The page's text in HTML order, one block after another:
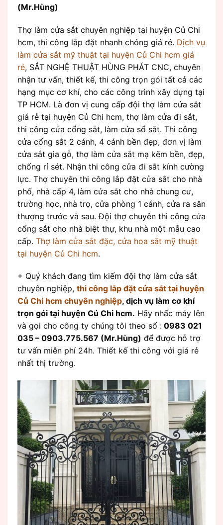
(Mr.Hùng)
Thợ làm cửa sắt chuyên nghiệp tại huyện Củ Chi
hcm, thi công lắp đặt nhanh chóng giá rẻ. Dịch vụ
làm cửa sắt mỹ thuật tại huyện Củ Chi hcm giá
rẻ, SẮT NGHỆ THUẬT HÙNG PHÁT CNC, chuyên
nhận tư vấn, thiết kế, thi công trọn gói tất cả các
hạng mục cơ khí, cho các công trình xây dựng tại
TP HCM. Là đơn vị cung cấp đội thợ làm cửa sắt
giá rẻ tại huyện Củ Chi hcm, thợ làm cửa đi sắt,
thi công cửa cổng sắt, làm cửa sổ sắt. Thi công
cửa cổng sắt 2 cánh, 4 cánh bền đẹp, đơn vị làm
cửa sắt gia gỗ, thợ làm cửa sắt mạ kẽm bền, đẹp,
chống rỉ sét. Nhận thi công cửa đi sắt kính cường
lực. Thợ chuyên thi công lắp đặt cửa sắt cho nhà
phố, nhà cấp 4, làm cửa sắt cho nhà chung cư,
trường học, nhà trọ, cửa phòng 1 cánh, cửa ra sân
thượng trước và sau. Đội thợ chuyên thi công cửa
cổng sắt cho nhà biệt thự, khu nhà một mẫu cao
cấp. Thợ làm cửa sắt đặc, cửa hoa sắt mỹ thuật
tại huyện Củ Chi hcm.
+ Quý khách đang tìm kiếm đội thợ làm cửa sắt
chuyên nghiệp, thi công lắp đặt cửa sắt tại huyện
Củ Chi hcm chuyên nghiệp, dịch vụ làm cơ khí
trọn gói tại huyện Củ Chi hcm. Hãy nhấc máy lên
và gọi cho công ty chúng tôi theo số : 0983 021
035 – 0903.775.567 (Mr.Hùng) để được hỗ trợ
tư vấn miễn phí 24h. Thiết kế thi công với giá rẻ
nhất thị trường.